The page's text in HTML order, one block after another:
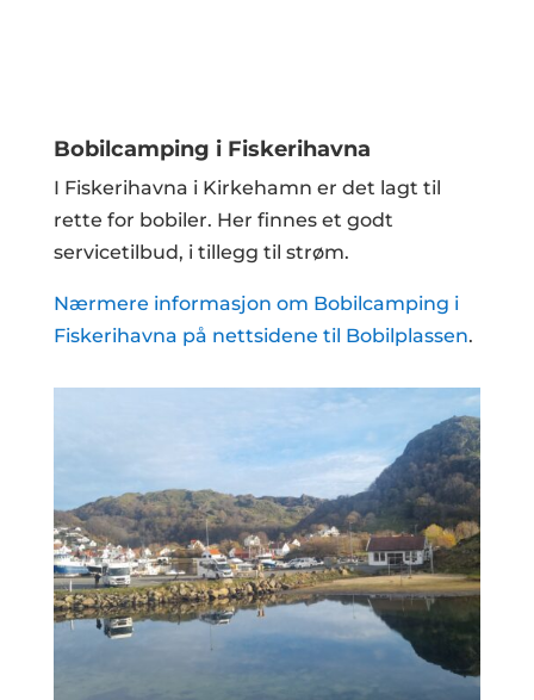
Bobilcamping i Fiskerihavna
I Fiskerihavna i Kirkehamn er det lagt til
rette for bobiler. Her finnes et godt
servicetilbud, i tillegg til strøm.
Nærmere informasjon om Bobilcamping i
Fiskerihavna på nettsidene til Bobilplassen.